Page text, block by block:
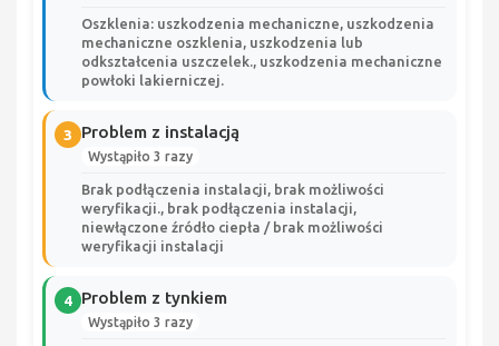
Oszklenia: uszkodzenia mechaniczne, uszkodzenia
mechaniczne oszklenia, uszkodzenia lub
odkształcenia uszczelek., uszkodzenia mechaniczne
powłoki lakierniczej.
3 Problem z instalacją
Wystąpiło 3 razy
Brak podłączenia instalacji, brak możliwości
weryfikacji., brak podłączenia instalacji,
niewłączone źródło ciepła / brak możliwości
weryfikacji instalacji
4 Problem z tynkiem
Wystąpiło 3 razy